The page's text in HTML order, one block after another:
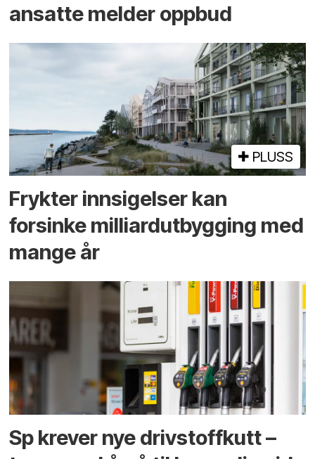
ansatte melder oppbud
PLUSS
Frykter innsigelser kan
forsinke milliard­utbygging med
mange år
Sp krever nye drivstoffkutt –